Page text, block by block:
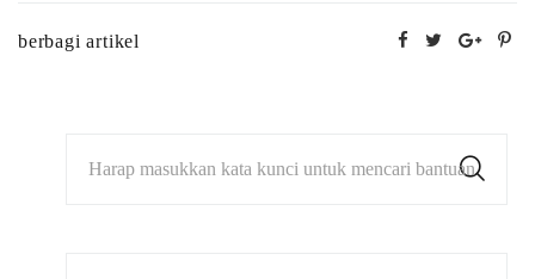
berbagi artikel
Harap masukkan kata kunci untuk mencari bantuan